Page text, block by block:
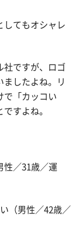
してもオシャレ
社ですが、ロゴ
ましたよね。リ
で「カッコい
すよね。
性／31歳／運
（男性／42歳／